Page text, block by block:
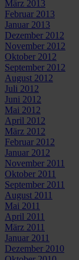
März 2013
Februar 2013
Januar 2013
Dezember 2012
November 2012
Oktober 2012
September 2012
August 2012
Juli 2012
Juni 2012
Mai 2012
April 2012
März 2012
Februar 2012
Januar 2012
November 2011
Oktober 2011
September 2011
August 2011
Mai 2011
April 2011
März 2011
Januar 2011
Dezember 2010